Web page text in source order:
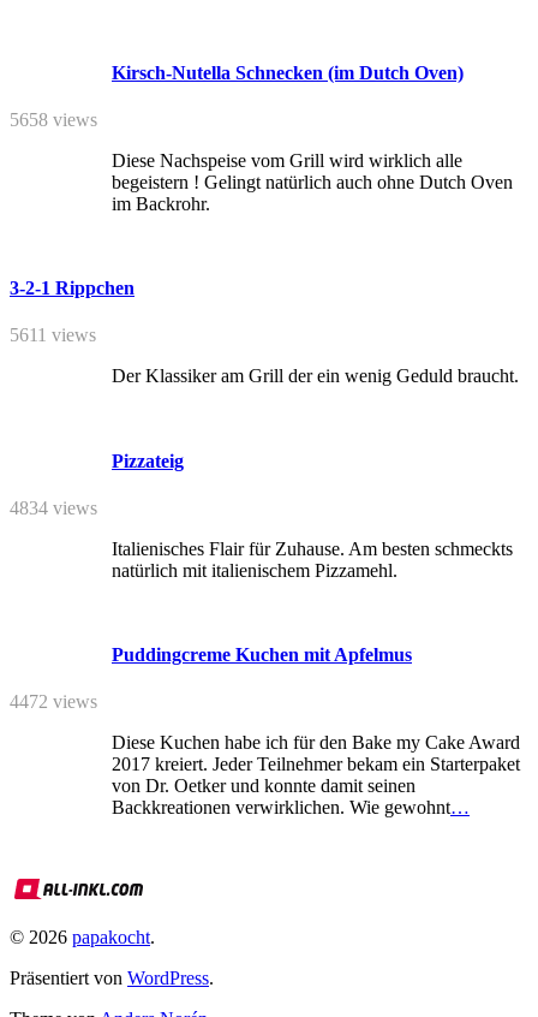
Kirsch-Nutella Schnecken (im Dutch Oven)
5658 views
Diese Nachspeise vom Grill wird wirklich alle
begeistern ! Gelingt natürlich auch ohne Dutch Oven
im Backrohr.
3-2-1 Rippchen
5611 views
Der Klassiker am Grill der ein wenig Geduld braucht.
Pizzateig
4834 views
Italienisches Flair für Zuhause. Am besten schmeckts
natürlich mit italienischem Pizzamehl.
Puddingcreme Kuchen mit Apfelmus
4472 views
Diese Kuchen habe ich für den Bake my Cake Award
2017 kreiert. Jeder Teilnehmer bekam ein Starterpaket
von Dr. Oetker und konnte damit seinen
Backkreationen verwirklichen. Wie gewohnt…
© 2026 papakocht.
Präsentiert von WordPress.